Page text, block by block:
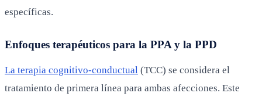
específicas.
Enfoques terapéuticos para la PPA y la PPD
La terapia cognitivo-conductual (TCC) se considera el
tratamiento de primera línea para ambas afecciones. Este